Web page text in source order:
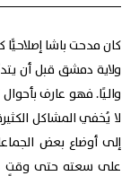
كان مدحت باشا
ولاية دمشق قبل أن
واليًا. فهو عارف
لا يُخفي المشاكل
إلى أوضاع بعض
على سعته حتى وقتٍ